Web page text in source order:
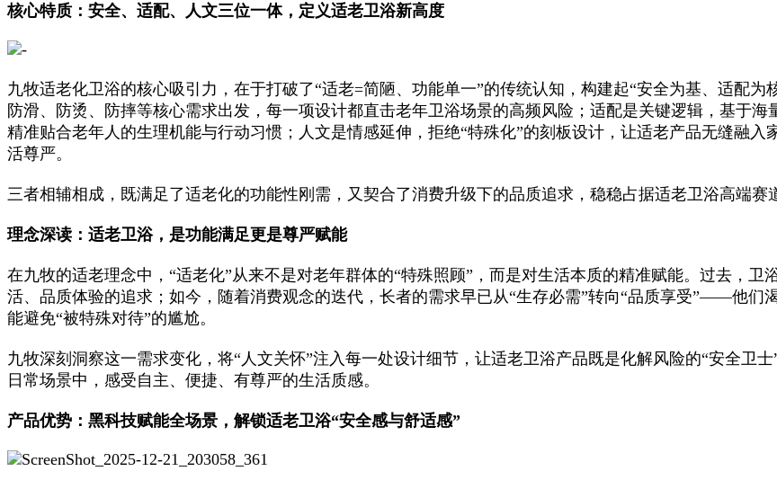
核心特质：安全、适配、人文三位一体，定义适老卫浴新高度
九牧适老化卫浴的核心吸引力，在于打破了“适老=简陋、功能单一”的传统认知，构建起“安全为基、适配
防滑、防烫、防摔等核心需求出发，每一项设计都直击老年卫浴场景的高频风险；适配是关键逻辑，基于
精准贴合老年人的生理机能与行动习惯；人文是情感延伸，拒绝“特殊化”的刻板设计，让适老产品无缝融
活尊严。
三者相辅相成，既满足了适老化的功能性刚需，又契合了消费升级下的品质追求，稳稳占据适老卫浴高端赛
理念深读：适老卫浴，是功能满足更是尊严赋能
在九牧的适老理念中，“适老化”从来不是对老年群体的“特殊照顾”，而是对生活本质的精准赋能。过去，
活、品质体验的追求；如今，随着消费观念的迭代，长者的需求早已从“生存必需”转向“品质享受”——他们
能避免“被特殊对待”的尴尬。
九牧深刻洞察这一需求变化，将“人文关怀”注入每一处设计细节，让适老卫浴产品既是化解风险的“安全卫
日常场景中，感受自主、便捷、有尊严的生活质感。
产品优势：黑科技赋能全场景，解锁适老卫浴“安全感与舒适感”